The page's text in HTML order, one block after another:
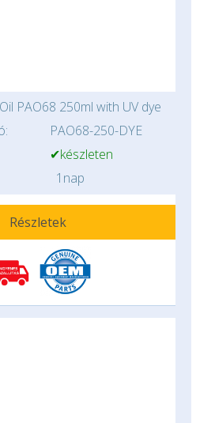
PAO68 250ml with UV dye
PAO68-250-DYE
✔készleten
1nap
Részletek